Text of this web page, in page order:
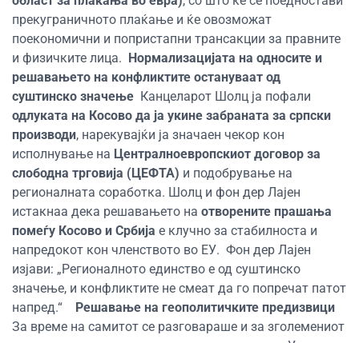
прекуграничното плаќање и ќе овозможат
поекономични и попристапни трансакции за правните
и физичките лица. Нормализацијата на односите и
решавањето на конфликтите остануваат од
суштинско значење Канцеларот Шолц ја пофали
одлуката на Косово да ја укине забраната за српски
производи, нарекувајќи ја значаен чекор кон
исполнување на Централноевропскиот договор за
слободна трговија (ЦЕФТА) и подобрување на
регионалната соработка. Шолц и фон дер Лајен
истакнаа дека решавањето на отворените прашања
помеѓу Косово и Србија е клучно за стабилноста и
напредокот кон членството во ЕУ. Фон дер Лајен
изјави: „Регионалното единство е од суштинско
значење, и конфликтите не смеат да го попречат патот
напред.“
Решавање на геополитичките предизвици
За време на самитот се разговараше и за зголемениот